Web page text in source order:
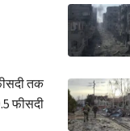
तक
फीसदी